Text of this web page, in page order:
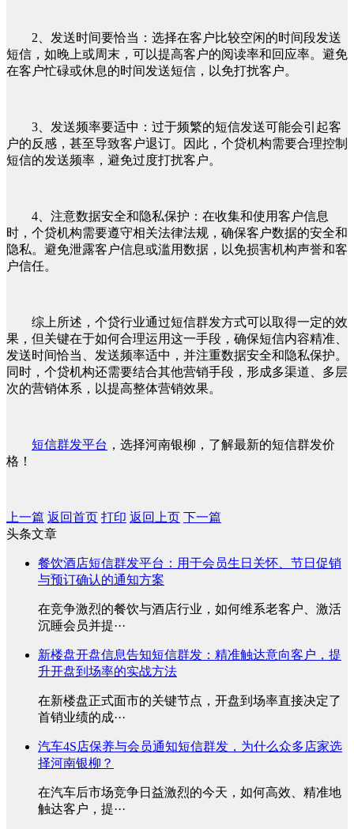
2、发送时间要恰当：选择在客户比较空闲的时间段发送
短信，如晚上或周末，可以提高客户的阅读率和回应率。避免
在客户忙碌或休息的时间发送短信，以免打扰客户。
3、发送频率要适中：过于频繁的短信发送可能会引起客
户的反感，甚至导致客户退订。因此，个贷机构需要合理控制
短信的发送频率，避免过度打扰客户。
4、注意数据安全和隐私保护：在收集和使用客户信息
时，个贷机构需要遵守相关法律法规，确保客户数据的安全和
隐私。避免泄露客户信息或滥用数据，以免损害机构声誉和客
户信任。
综上所述，个贷行业通过短信群发方式可以取得一定的效
果，但关键在于如何合理运用这一手段，确保短信内容精准、
发送时间恰当、发送频率适中，并注重数据安全和隐私保护。
同时，个贷机构还需要结合其他营销手段，形成多渠道、多层
次的营销体系，以提高整体营销效果。
短信群发平台 ，选择河南银柳，了解最新的短信群发价
格！
上一篇 返回首页 打印 返回上页 下一篇
头条文章
餐饮酒店短信群发平台：用于会员生日关怀、节日促销
与预订确认的通知方案
在竞争激烈的餐饮与酒店行业，如何维系老客户、激活
沉睡会员并提···
新楼盘开盘信息告知短信群发：精准触达意向客户，提
升开盘到场率的实战方法
在新楼盘正式面市的关键节点，开盘到场率直接决定了
首销业绩的成···
汽车4S店保养与会员通知短信群发，为什么众多店家选
择河南银柳？
在汽车后市场竞争日益激烈的今天，如何高效、精准地
触达客户，提···